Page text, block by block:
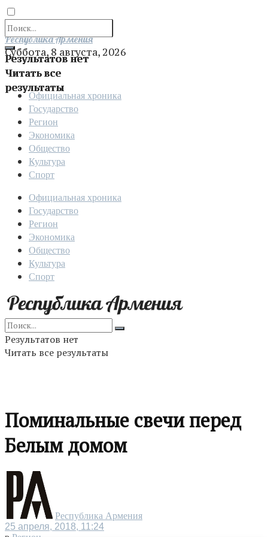
Результатов нет
Читать все
результаты
Отправить
Республика Армения
Суббота, 8 августа, 2026
Официальная хроника
Государство
Регион
Экономика
Общество
Культура
Спорт
Официальная хроника
Государство
Регион
Экономика
Общество
Культура
Спорт
Результатов нет
Читать все результаты
Поминальные свечи перед
Белым домом
Республика Армения
25 апреля, 2018, 11:24